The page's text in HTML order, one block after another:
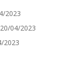
2023
20/04/2023
2023